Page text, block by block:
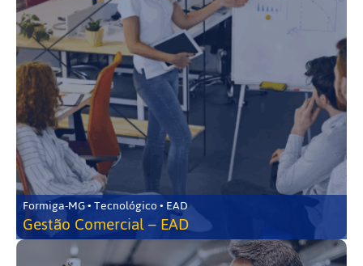
Formiga-MG • Tecnológico • EAD
Gestão Comercial – EAD